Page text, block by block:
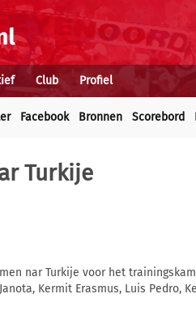
Club Profiel
Facebook Bronnen Scorebord
Turkije
nar Turkije voor het
Kermit Erasmus, Luis Pedro,